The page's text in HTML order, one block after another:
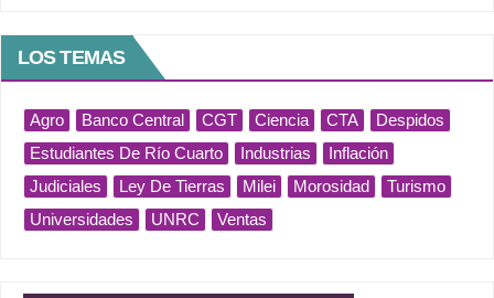
LOS TEMAS
Agro Banco Central CGT Ciencia CTA
Despidos
Estudiantes De Río Cuarto
Industrias
Inflación
Judiciales
Ley De Tierras Milei Morosidad
Turismo
Universidades
UNRC Ventas